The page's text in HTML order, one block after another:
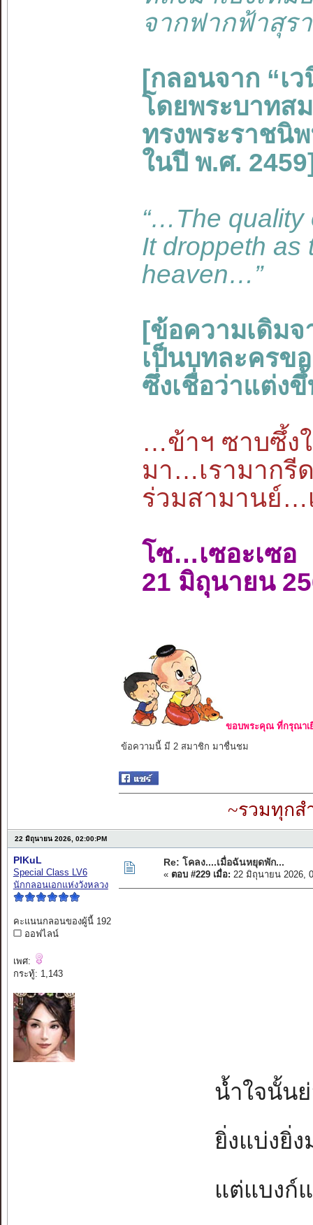
จากฟากฟ้าสุ
[กลอนจาก “เ
โดยพระบาทส
ทรงพระราชนิ
ในปี พ.ศ.
“…The quality
It droppeth as
heaven…”
[ข้อความเดิม
เป็นบทละครข
ซึ่งเชื่อว่าแต่ง
…ข้าฯ ซาบซึ้ง
มา…เรามากรี
ร่วมสามานย์…
โซ…เซอะเซอ
21 มิถุนายน
ขอบพระคุณ ที่กรุณาเ
ข้อความนี้ มี 2 สมาชิก มาชื่นชม
~รวมทุกส
22 มิถุนายน 2026, 02:00:PM
PIKuL
Special Class LV6
นักกลอนเอกแห่งวังหลวง
คะแนนกลอนของผู้นี้ 192
ออฟไลน์
เพศ:
กระทู้: 1,143
Re: โคลง....เมื่อฉันหยุดพัก...
« ตอบ #229 เมื่อ: 22 มิถุนายน 2026,
น้ำใจนั้น
ยิ่งแบ่งยิ่
แต่แบงก์